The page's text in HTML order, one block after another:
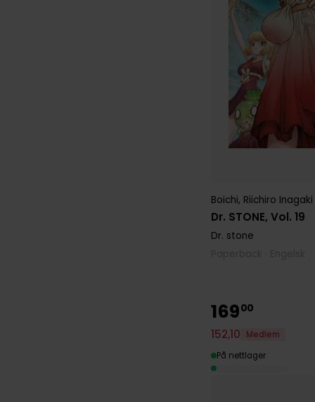
Dr. STONE, Vol. 19
Boichi, Riichiro Inagaki
Dr. stone
16900
152,10
Medlem
På nettlager